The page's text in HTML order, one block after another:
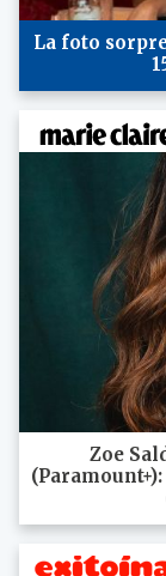
La foto
Zoe